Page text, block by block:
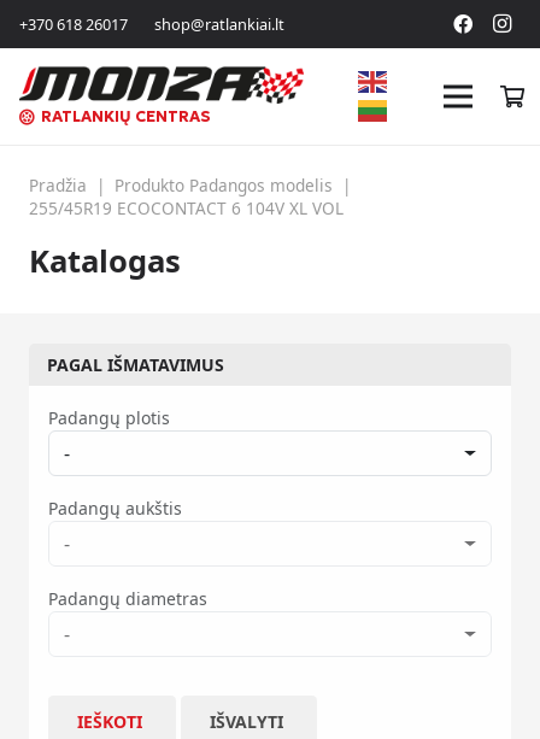
+370 618 26017 shop@ratlankiai.lt
RATLANKIŲ CENTRAS
Pradžia | Produkto Padangos modelis
|
255/45R19 ECOCONTACT 6 104V XL VOL
Katalogas
PAGAL IŠMATAVIMUS
Padangų plotis
-
Padangų aukštis
-
Padangų diametras
-
IEŠKOTI IŠVALYTI